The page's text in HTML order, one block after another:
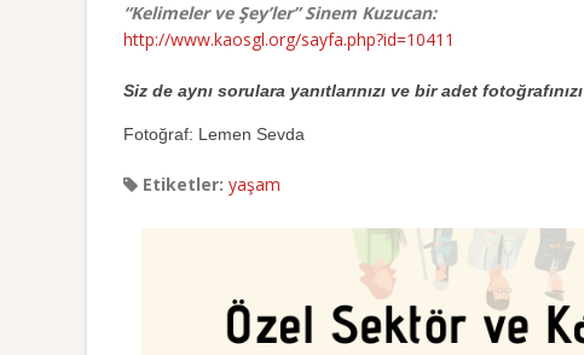
“Kelimeler ve Şey’ler” Sinem Kuzucan:
http://www.kaosgl.org/sayfa.php?id=10411
Siz de aynı sorulara yanıtlarınızı ve bir adet fotoğrafınızı
Fotoğraf: Lemen Sevda
Etiketler: yaşam